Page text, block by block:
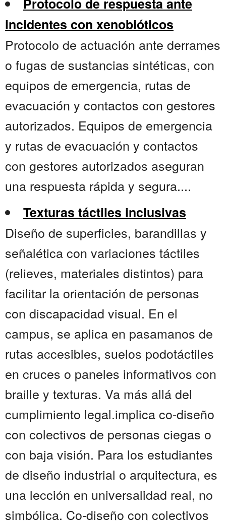
incidentes con xenobióticos
Protocolo de actuación ante derrames
o fugas de sustancias sintéticas, con
equipos de emergencia, rutas de
evacuación y contactos con gestores
autorizados. Equipos de emergencia
y rutas de evacuación y contactos
con gestores autorizados aseguran
una respuesta rápida y segura....
Texturas táctiles inclusivas
Diseño de superficies, barandillas y
señalética con variaciones táctiles
(relieves, materiales distintos) para
facilitar la orientación de personas
con discapacidad visual. En el
campus, se aplica en pasamanos de
rutas accesibles, suelos podotáctiles
en cruces o paneles informativos con
braille y texturas. Va más allá del
cumplimiento legal.implica co-diseño
con colectivos de personas ciegas o
con baja visión. Para los estudiantes
de diseño industrial o arquitectura, es
una lección en universalidad real, no
simbólica. Co-diseño con colectivos